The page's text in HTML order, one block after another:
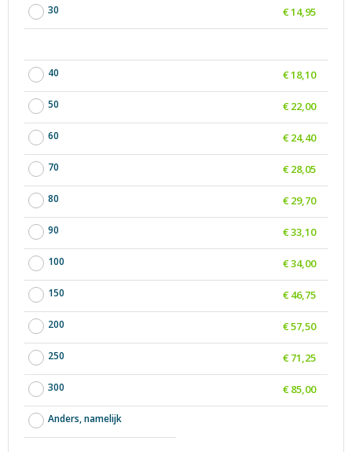
30 € 14,95
40
50
60
70
80
90
100
150
200
250
300
Anders, namelijk
€ 18,10
€ 22,00
€ 24,40
€ 28,05
€ 29,70
€ 33,10
€ 34,00
€ 46,75
€ 57,50
€ 71,25
€ 85,00